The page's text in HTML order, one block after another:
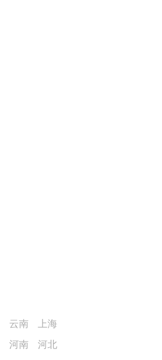
上海
云南
河北
河南